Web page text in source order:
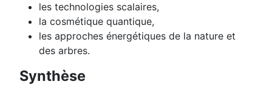
les technologies scalaires,
la cosmétique quantique,
les approches énergétiques de la nature et
des arbres.
Synthèse